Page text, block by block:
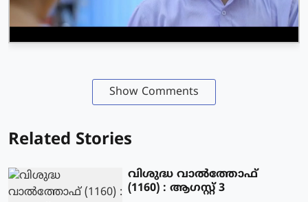
Show Comments
Related Stories
വിശുദ്ധ വാല്‍ത്തോഫ്
(1160) : ആഗസ്റ്റ് 3